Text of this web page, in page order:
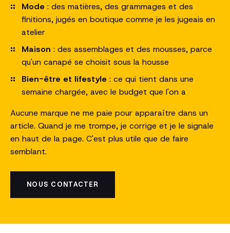
Mode : des matières, des grammages et des
finitions, jugés en boutique comme je les jugeais en
atelier
Maison : des assemblages et des mousses, parce
qu'un canapé se choisit sous la housse
Bien-être et lifestyle : ce qui tient dans une
semaine chargée, avec le budget que l'on a
Aucune marque ne me paie pour apparaître dans un
article. Quand je me trompe, je corrige et je le signale
en haut de la page. C'est plus utile que de faire
semblant.
NOUS CONTACTER